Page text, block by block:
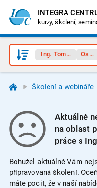
INTEGRA
kurzy, školení,
Ing. Tomáš Smutný
Školení a webináře
Aktuálně
na oblast
práce s
Bohužel aktuálně Vám
připravovaná školení.
máte pocit, že v naší